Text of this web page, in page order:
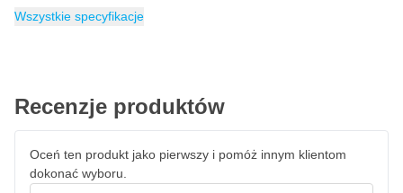
Dostawą, montażem i instalacją zajmuje się oficjalny Holenderski
importer; CAP.
Kategoria Regeneratory
Wszystkie specyfikacje
Recenzje produktów
Oceń ten produkt jako pierwszy i pomóż innym klientom
dokonać wyboru.